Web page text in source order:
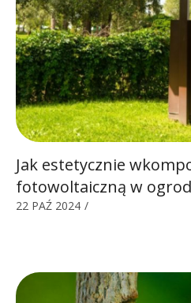
Jak estetycznie
fotowoltaiczną w
22 PAŹ 2024 /